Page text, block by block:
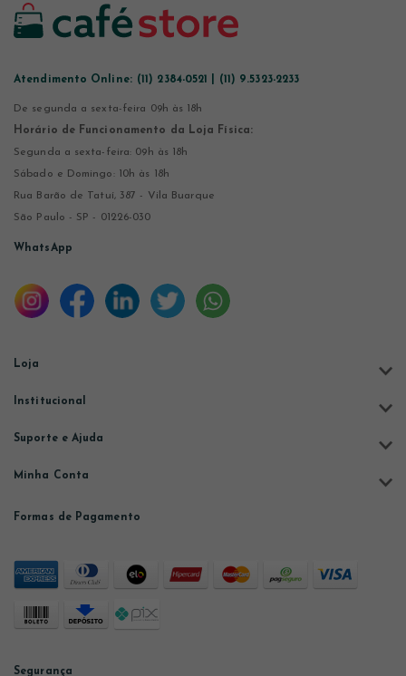
Atendimento Online: (11) 2384-0521 | (11) 9.5323-2233
De segunda a sexta-feira 09h às 18h
Horário de Funcionamento da Loja Física:
Segunda a sexta-feira: 09h às 18h
Sábado e Domingo: 10h às 18h
Rua Barão de Tatuí, 387 - Vila Buarque
São Paulo - SP - 01226-030
WhatsApp
Loja
Institucional
Suporte e Ajuda
Minha Conta
Formas de Pagamento
Segurança